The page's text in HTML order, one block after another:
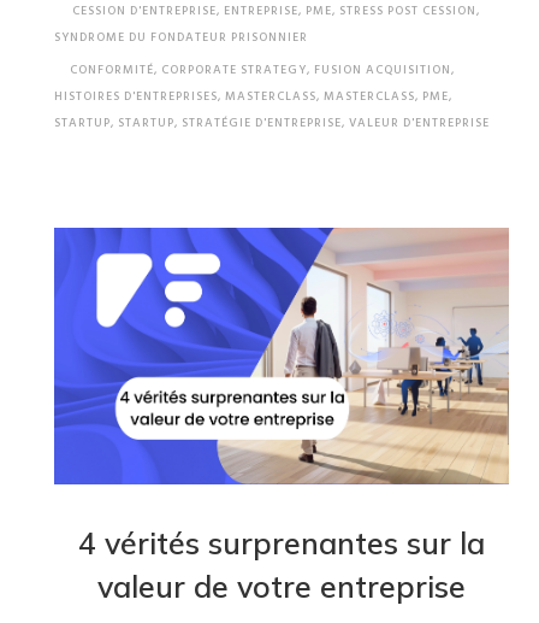
CESSION D'ENTREPRISE, ENTREPRISE, PME, STRESS POST CESSION,
SYNDROME DU FONDATEUR PRISONNIER
CONFORMITÉ, CORPORATE STRATEGY, FUSION ACQUISITION,
HISTOIRES D'ENTREPRISES, MASTERCLASS, MASTERCLASS, PME,
STARTUP, STARTUP, STRATÉGIE D'ENTREPRISE, VALEUR D'ENTREPRISE
4 vérités surprenantes sur la
valeur de votre entreprise